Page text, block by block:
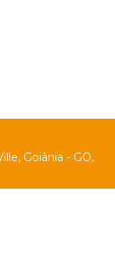
Goiânia - GO,